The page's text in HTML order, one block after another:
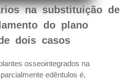
na substituição de
do plano
dois casos
osseointegrados na
edêntulos é,